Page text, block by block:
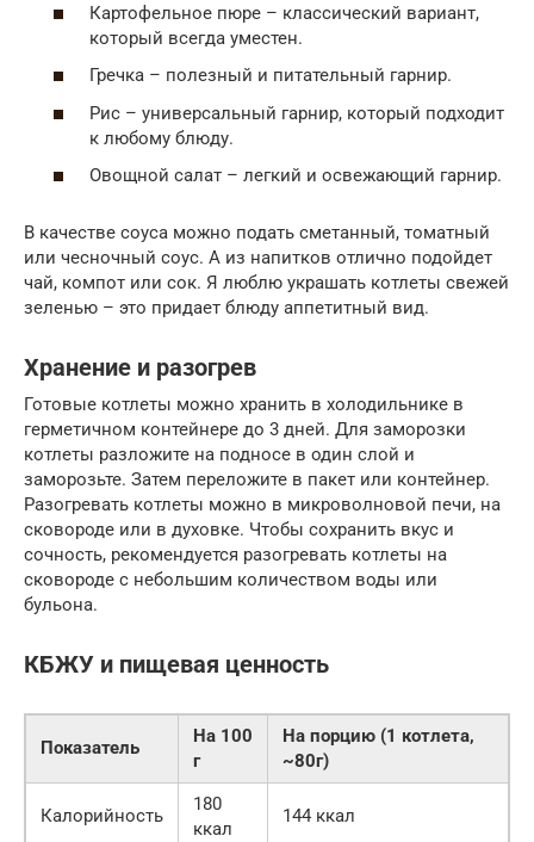
Картофельное пюре – классический вариант,
который всегда уместен.
Гречка – полезный и питательный гарнир.
Рис – универсальный гарнир, который подходит
к любому блюду.
Овощной салат – легкий и освежающий гарнир.
В качестве соуса можно подать сметанный, томатный
или чесночный соус. А из напитков отлично подойдет
чай, компот или сок. Я люблю украшать котлеты свежей
зеленью – это придает блюду аппетитный вид.
Хранение и разогрев
Готовые котлеты можно хранить в холодильнике в
герметичном контейнере до 3 дней. Для заморозки
котлеты разложите на подносе в один слой и
заморозьте. Затем переложите в пакет или контейнер.
Разогревать котлеты можно в микроволновой печи, на
сковороде или в духовке. Чтобы сохранить вкус и
сочность, рекомендуется разогревать котлеты на
сковороде с небольшим количеством воды или
бульона.
КБЖУ и пищевая ценность
Показатель
На 100
г
На порцию (1 котлета,
~80г)
Калорийность
180
ккал
144 ккал